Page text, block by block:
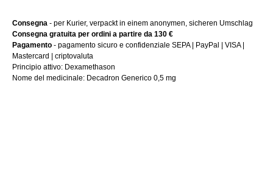
Consegna - per Kurier, verpackt in einem anonymen, sicheren Umschlag
Consegna gratuita per ordini a partire da 130 €
Pagamento - pagamento sicuro e confidenziale SEPA | PayPal | VISA |
Mastercard | criptovaluta
Principio attivo: Dexamethason
Nome del medicinale: Decadron Generico 0,5 mg